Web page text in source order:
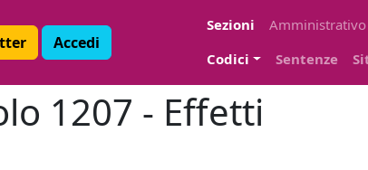
Accedi
Sezioni
Amministrativo
Codici
Sentenze
1207 - Effetti